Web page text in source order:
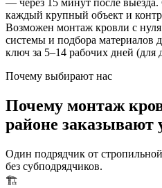
— через 15 минут после
каждый крупный объект и
Возможен монтаж кровли с
системы и подбора материалов
ключ за 5–14 рабочих дней (для
Почему выбирают нас
Почему монтаж
районе заказывают
Один подрядчик от
без субподрядчиков.
🏗️